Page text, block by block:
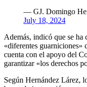
— GJ. Domingo
July 18, 2024
Además, indicó que se ha
«diferentes guarniciones»
cuenta con el apoyo del
garantizar «los derechos
Según Hernández Lárez,